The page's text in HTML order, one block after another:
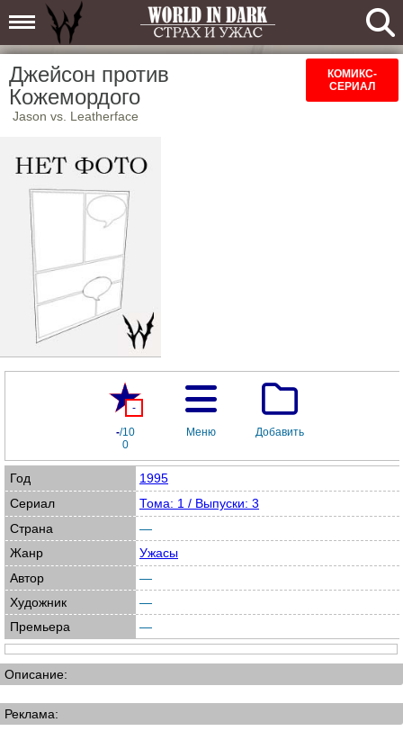
Джейсон против
Кожемордого
Jason vs. Leatherface
КОМИКС-
СЕРИАЛ
-
-/10
0
Меню Добавить
Год
1995
Сериал
Тома: 1 / Выпуски: 3
Страна
—
Жанр
Ужасы
Автор
—
Художник
—
Премьера
—
Описание:
Реклама: